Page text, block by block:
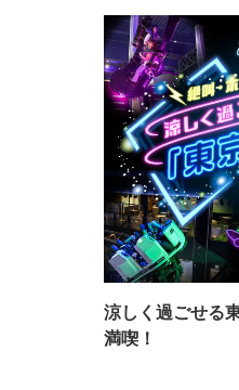
涼しく過ごせる
満喫！